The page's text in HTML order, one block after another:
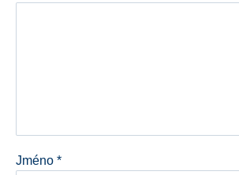
Jméno *